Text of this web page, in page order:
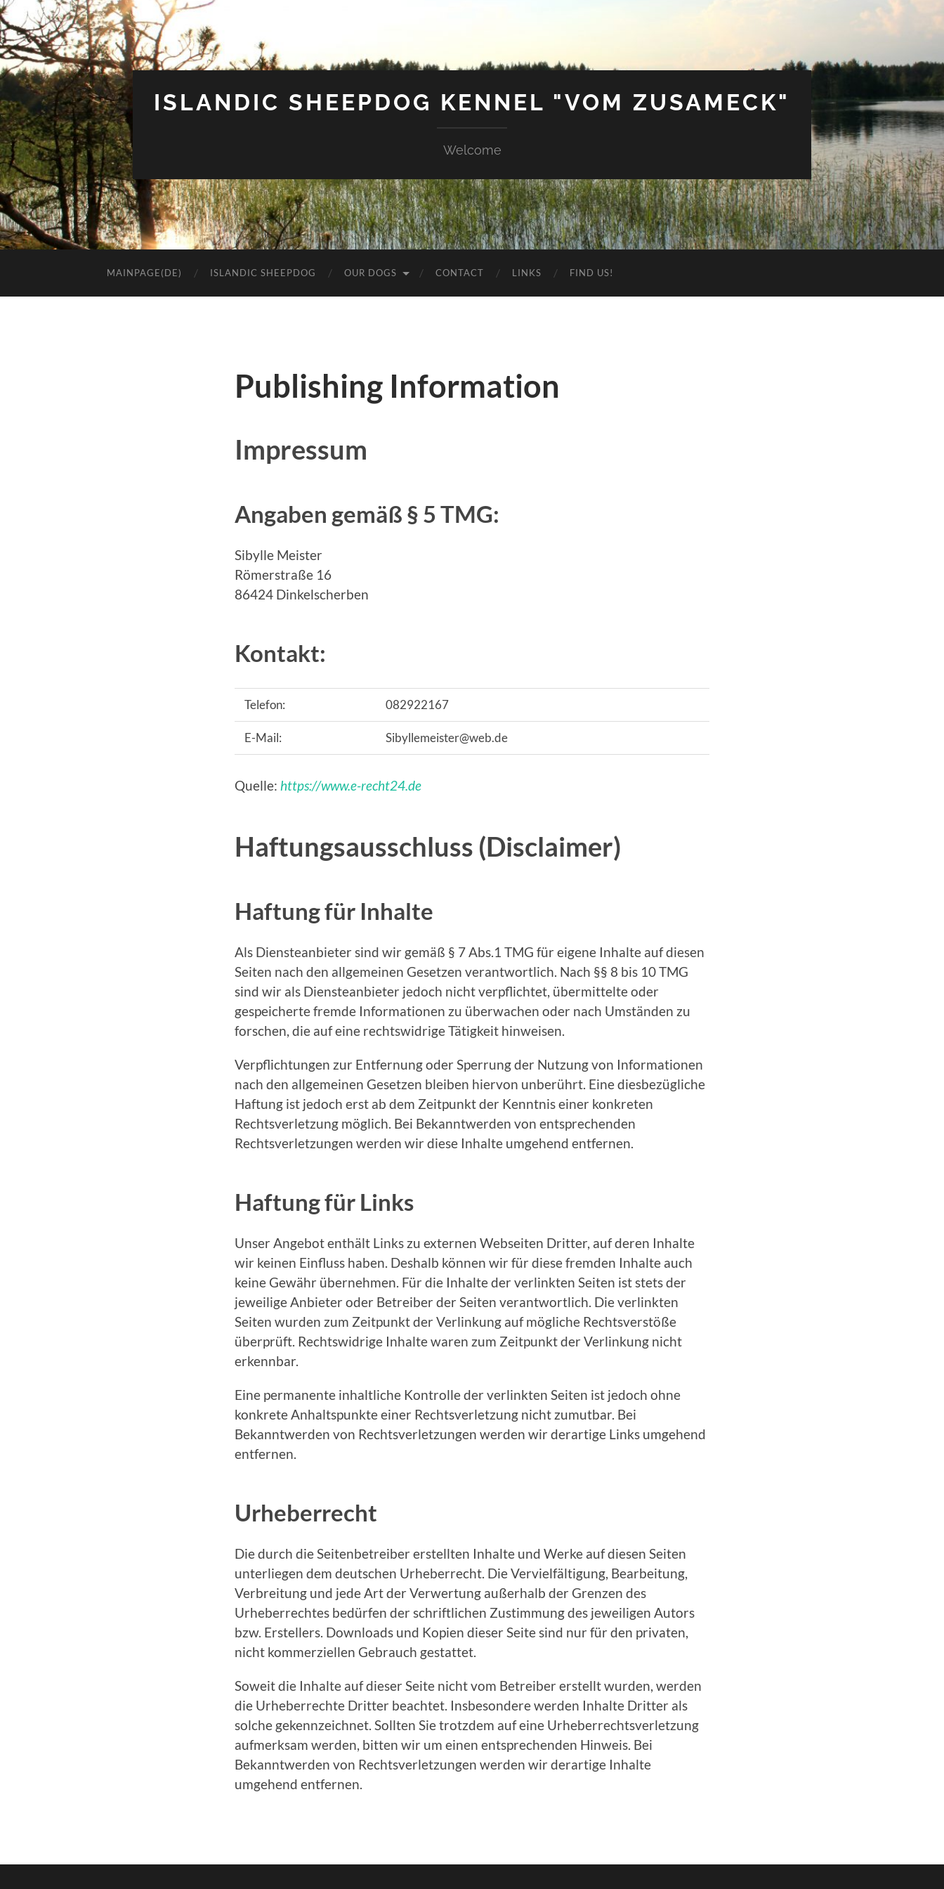
ISLANDIC SHEEPDOG KENNEL "VOM ZUSAMECK"
Welcome
MAINPAGE(DE) ISLANDIC SHEEPDOG OUR DOGS CONTACT LINKS FIND US!
Publishing Information
Impressum
Angaben gemäß § 5 TMG:
Sibylle Meister
Römerstraße 16
86424 Dinkelscherben
Kontakt:
Telefon: 082922167
E-Mail: Sibyllemeister@web.de
Quelle: https://www.e-recht24.de
Haftungsausschluss (Disclaimer)
Haftung für Inhalte
Als Diensteanbieter sind wir gemäß § 7 Abs.1 TMG für eigene Inhalte auf diesen
Seiten nach den allgemeinen Gesetzen verantwortlich. Nach §§ 8 bis 10 TMG
sind wir als Diensteanbieter jedoch nicht verpflichtet, übermittelte oder
gespeicherte fremde Informationen zu überwachen oder nach Umständen zu
forschen, die auf eine rechtswidrige Tätigkeit hinweisen.
Verpflichtungen zur Entfernung oder Sperrung der Nutzung von Informationen
nach den allgemeinen Gesetzen bleiben hiervon unberührt. Eine diesbezügliche
Haftung ist jedoch erst ab dem Zeitpunkt der Kenntnis einer konkreten
Rechtsverletzung möglich. Bei Bekanntwerden von entsprechenden
Rechtsverletzungen werden wir diese Inhalte umgehend entfernen.
Haftung für Links
Unser Angebot enthält Links zu externen Webseiten Dritter, auf deren Inhalte
wir keinen Einfluss haben. Deshalb können wir für diese fremden Inhalte auch
keine Gewähr übernehmen. Für die Inhalte der verlinkten Seiten ist stets der
jeweilige Anbieter oder Betreiber der Seiten verantwortlich. Die verlinkten
Seiten wurden zum Zeitpunkt der Verlinkung auf mögliche Rechtsverstöße
überprüft. Rechtswidrige Inhalte waren zum Zeitpunkt der Verlinkung nicht
erkennbar.
Eine permanente inhaltliche Kontrolle der verlinkten Seiten ist jedoch ohne
konkrete Anhaltspunkte einer Rechtsverletzung nicht zumutbar. Bei
Bekanntwerden von Rechtsverletzungen werden wir derartige Links umgehend
entfernen.
Urheberrecht
Die durch die Seitenbetreiber erstellten Inhalte und Werke auf diesen Seiten
unterliegen dem deutschen Urheberrecht. Die Vervielfältigung, Bearbeitung,
Verbreitung und jede Art der Verwertung außerhalb der Grenzen des
Urheberrechtes bedürfen der schriftlichen Zustimmung des jeweiligen Autors
bzw. Erstellers. Downloads und Kopien dieser Seite sind nur für den privaten,
nicht kommerziellen Gebrauch gestattet.
Soweit die Inhalte auf dieser Seite nicht vom Betreiber erstellt wurden, werden
die Urheberrechte Dritter beachtet. Insbesondere werden Inhalte Dritter als
solche gekennzeichnet. Sollten Sie trotzdem auf eine Urheberrechtsverletzung
aufmerksam werden, bitten wir um einen entsprechenden Hinweis. Bei
Bekanntwerden von Rechtsverletzungen werden wir derartige Inhalte
umgehend entfernen.